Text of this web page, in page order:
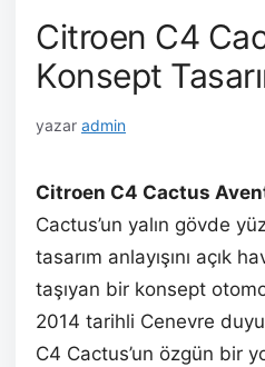
Citroen C4
Konsept
yazar admin
Citroen C4 Cactus
Cactus’un yalın gövde
tasarım anlayışını açık
taşıyan bir konsept
2014 tarihli Cenevre
C4 Cactus’un özgün bir